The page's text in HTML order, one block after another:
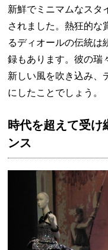
新鮮でミニマムなスタ
されました。熱狂的な
るディオールの伝統は
録もあります。彼の瑞
新しい風を吹き込み、
にしたことでしょう。
時代を超えて受
ンス